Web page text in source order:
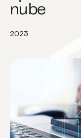
nube
2023